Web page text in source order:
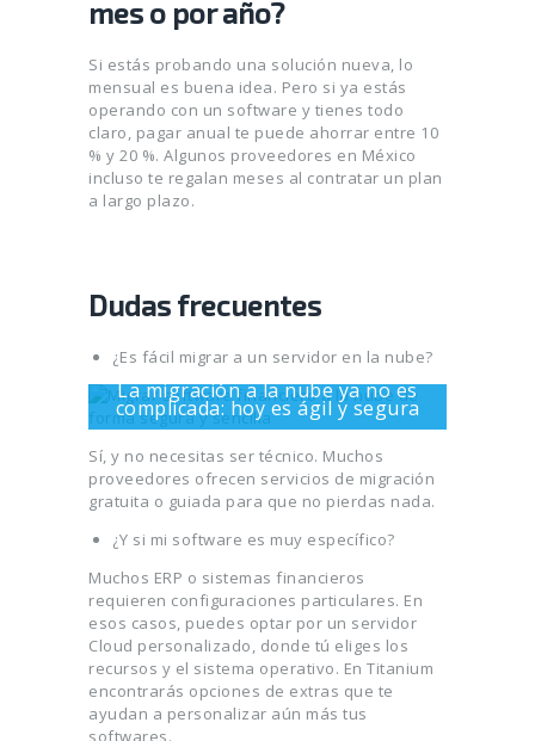
mes o por año?
Si estás probando una solución nueva, lo
mensual es buena idea. Pero si ya estás
operando con un software y tienes todo
claro, pagar anual te puede ahorrar entre 10
% y 20 %. Algunos proveedores en México
incluso te regalan meses al contratar un plan
a largo plazo.
Dudas frecuentes
¿Es fácil migrar a un servidor en la nube?
La migración a la nube ya no es
complicada: hoy es ágil y segura
Sí, y no necesitas ser técnico. Muchos
proveedores ofrecen servicios de migración
gratuita o guiada para que no pierdas nada.
¿Y si mi software es muy específico?
Muchos ERP o sistemas financieros
requieren configuraciones particulares. En
esos casos, puedes optar por un servidor
Cloud personalizado, donde tú eliges los
recursos y el sistema operativo. En Titanium
encontrarás opciones de extras que te
ayudan a personalizar aún más tus
softwares.